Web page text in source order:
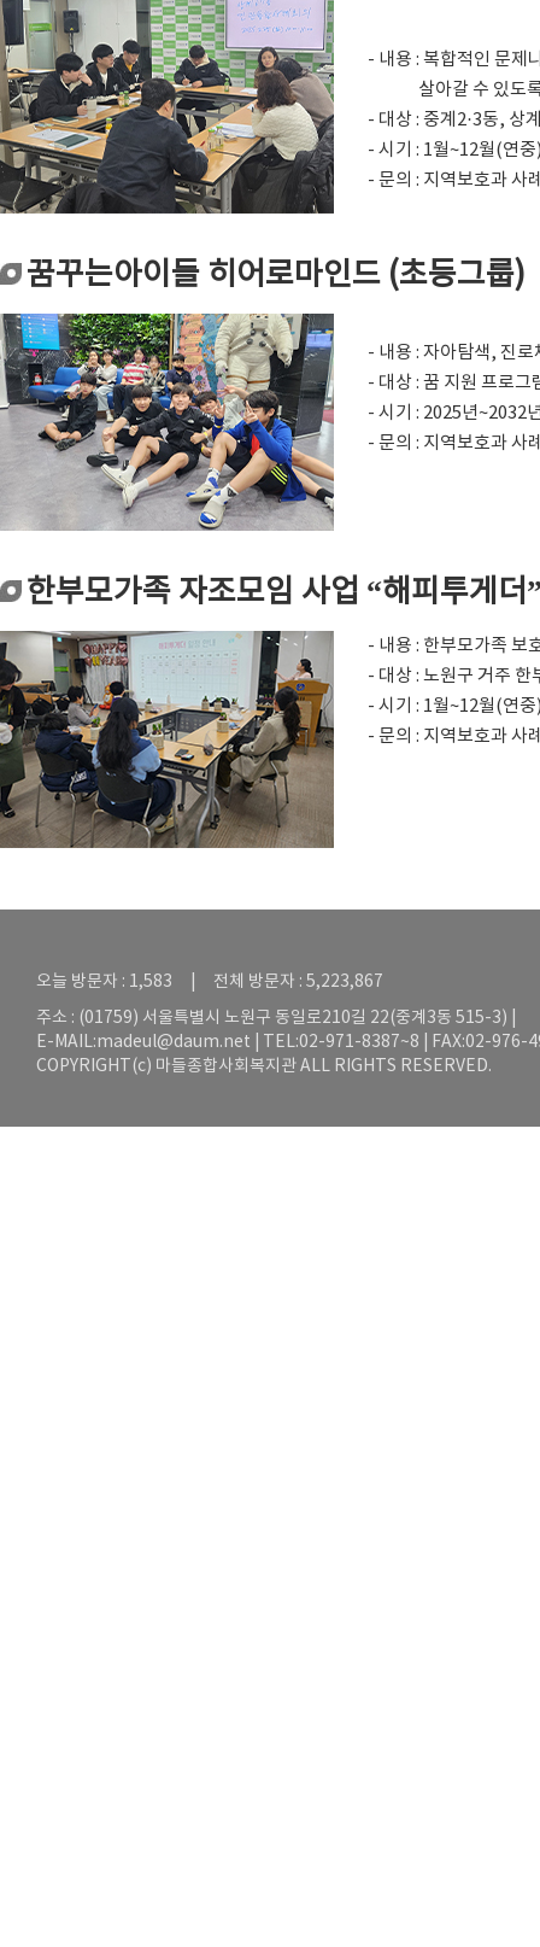
- 내용 : 복합적인 문제
살아갈 수 있도록
- 대상 : 중계2·3동, 상
- 시기 : 1월~12월(연중
- 문의 : 지역보호과
꿈꾸는아이들 히어로마인드 (초등그룹)
- 내용 : 자아탐색, 진
- 대상 : 꿈 지원 프로
- 시기 : 2025년~2032
- 문의 : 지역보호과
한부모가족 자조모임 사업 “해피투게더
- 내용 : 한부모가족 보
- 대상 : 노원구 거주
- 시기 : 1월~12월(연중
- 문의 : 지역보호과
오늘 방문자 : 1,583 | 전체 방문자 : 5,223,867
주소 : (01759) 서울특별시 노원구 동일로210길 22(중계3동 515-3) |
E-MAIL:madeul@daum.net | TEL:02-971-8387~8 | FAX:02-976-
COPYRIGHT(c) 마들종합사회복지관 ALL RIGHTS RESERVED.